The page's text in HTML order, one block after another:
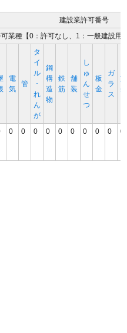
建設業許可番号
業種【0：許可なし、1：一般建設用
電
気
管
タ
イ
ル
･
れ
ん
が
鋼
構
造
物
鉄
筋
舗
装
し
ゅ
ん
せ
つ
板
金
ガ
ラ
ス
塗
装
0 0 0 0 0 0 0 0 0 0